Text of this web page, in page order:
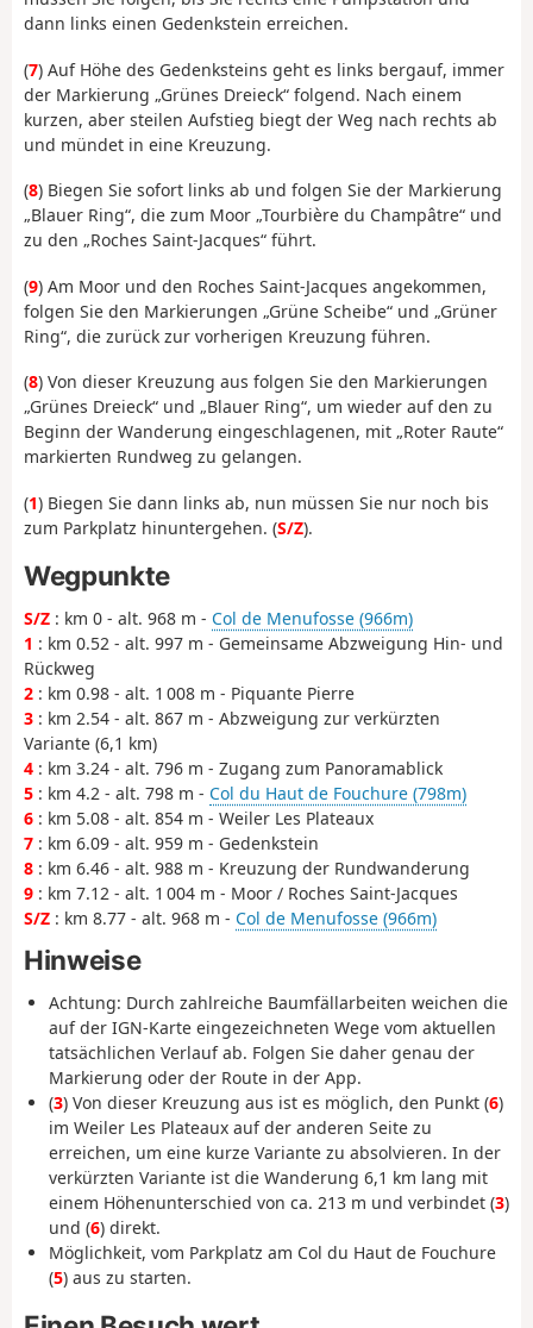
dann links einen Gedenkstein erreichen.
(7) Auf Höhe des Gedenksteins geht es links bergauf, immer
der Markierung „Grünes Dreieck“ folgend. Nach einem
kurzen, aber steilen Aufstieg biegt der Weg nach rechts ab
und mündet in eine Kreuzung.
(8) Biegen Sie sofort links ab und folgen Sie der Markierung
„Blauer Ring“, die zum Moor „Tourbière du Champâtre“ und
zu den „Roches Saint-Jacques“ führt.
(9) Am Moor und den Roches Saint-Jacques angekommen,
folgen Sie den Markierungen „Grüne Scheibe“ und „Grüner
Ring“, die zurück zur vorherigen Kreuzung führen.
(8) Von dieser Kreuzung aus folgen Sie den Markierungen
„Grünes Dreieck“ und „Blauer Ring“, um wieder auf den zu
Beginn der Wanderung eingeschlagenen, mit „Roter Raute“
markierten Rundweg zu gelangen.
(1) Biegen Sie dann links ab, nun müssen Sie nur noch bis
zum Parkplatz hinuntergehen. (S/Z).
Wegpunkte
S/Z : km 0 - alt. 968 m - Col de Menufosse (966m)
1 : km 0.52 - alt. 997 m - Gemeinsame Abzweigung Hin- und
Rückweg
2 : km 0.98 - alt. 1 008 m - Piquante Pierre
3 : km 2.54 - alt. 867 m - Abzweigung zur verkürzten
Variante (6,1 km)
4 : km 3.24 - alt. 796 m - Zugang zum Panoramablick
5 : km 4.2 - alt. 798 m - Col du Haut de Fouchure (798m)
6 : km 5.08 - alt. 854 m - Weiler Les Plateaux
7 : km 6.09 - alt. 959 m - Gedenkstein
8 : km 6.46 - alt. 988 m - Kreuzung der Rundwanderung
9 : km 7.12 - alt. 1 004 m - Moor / Roches Saint-Jacques
S/Z : km 8.77 - alt. 968 m - Col de Menufosse (966m)
Hinweise
Achtung: Durch zahlreiche Baumfällarbeiten weichen die
auf der IGN-Karte eingezeichneten Wege vom aktuellen
tatsächlichen Verlauf ab. Folgen Sie daher genau der
Markierung oder der Route in der App.
(3) Von dieser Kreuzung aus ist es möglich, den Punkt (6)
im Weiler Les Plateaux auf der anderen Seite zu
erreichen, um eine kurze Variante zu absolvieren. In der
verkürzten Variante ist die Wanderung 6,1 km lang mit
einem Höhenunterschied von ca. 213 m und verbindet (3)
und (6) direkt.
Möglichkeit, vom Parkplatz am Col du Haut de Fouchure
(5) aus zu starten.